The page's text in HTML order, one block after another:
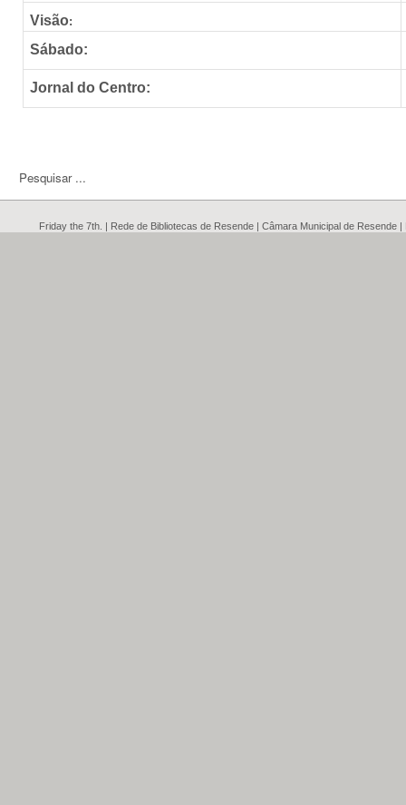
Visão:
Sábado:
Jornal do Centro:
Friday the 7th. | Rede de Bibliotecas de Resende | Câmara Municipal de